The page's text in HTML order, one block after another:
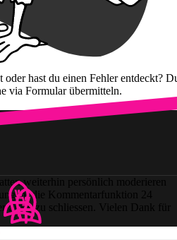
hast du einen Fehler entdeckt?
via Formular übermitteln.
weiterhin persönlich moderieren
die Kommentarfunktion 24
Story zu schliessen. Vielen Dank für